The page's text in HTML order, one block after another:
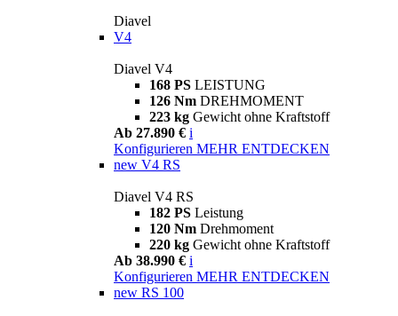
Diavel
V4
Diavel V4
168 PS LEISTUNG
126 Nm DREHMOMENT
223 kg Gewicht ohne Kraftstoff
Ab 27.890 € i
Konfigurieren MEHR ENTDECKEN
new V4 RS
Diavel V4 RS
182 PS Leistung
120 Nm Drehmoment
220 kg Gewicht ohne Kraftstoff
Ab 38.990 € i
Konfigurieren MEHR ENTDECKEN
new RS 100